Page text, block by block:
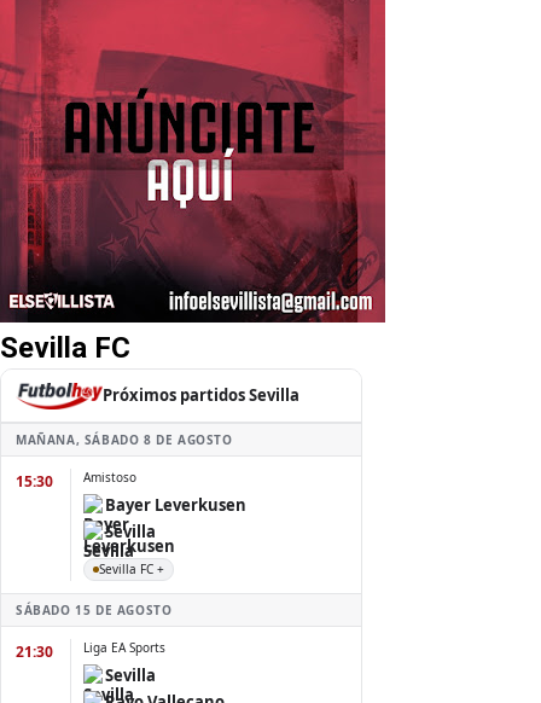
Sevilla FC